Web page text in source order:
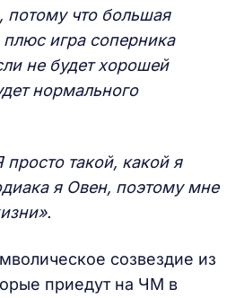
потому что большая
плюс игра соперника
не будет хорошей
нормального
просто такой, какой я
я Овен, поэтому мне
созвездие из
приедут на ЧМ в